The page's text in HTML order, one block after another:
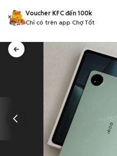
Voucher KFC đến 100k
Chỉ có trên app Chợ Tốt